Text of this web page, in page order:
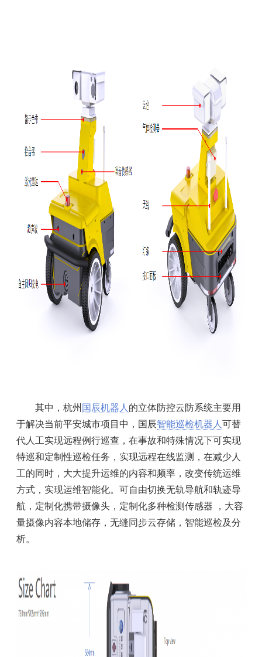
其中，杭州 国辰机器人 的立体防控云防系统主要用
于解决当前平安城市项目中，国辰智能巡检机器人可替
代人工实现远程例行巡查，在事故和特殊情况下可实现
特巡和定制性巡检任务，实现远程在线监测，在减少人
工的同时，大大提升运维的内容和频率，改变传统运维
方式，实现运维智能化。可自由切换无轨导航和轨迹导
航，定制化携带摄像头，定制化多种检测传感器 ，大容
量摄像内容本地储存，无缝同步云存储，智能巡检及分
析。